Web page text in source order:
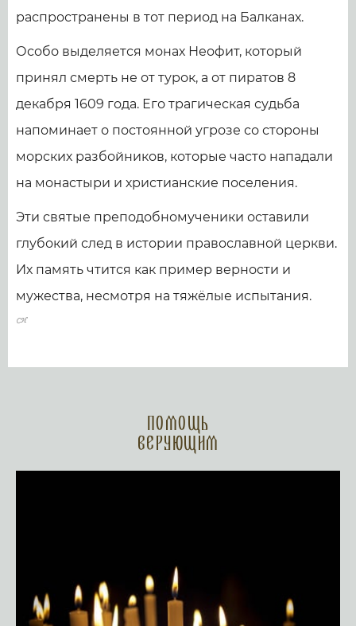
распространены в тот период на Балканах.
Особо выделяется монах Неофит, который
принял смерть не от турок, а от пиратов 8
декабря 1609 года. Его трагическая судьба
напоминает о постоянной угрозе со стороны
морских разбойников, которые часто нападали
на монастыри и христианские поселения.
Эти святые преподобномученики оставили
глубокий след в истории православной церкви.
Их память чтится как пример верности и
мужества, несмотря на тяжёлые испытания.
Помощь
верующим